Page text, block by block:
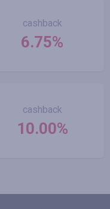
cashback
6.75%
cashback
10.00%